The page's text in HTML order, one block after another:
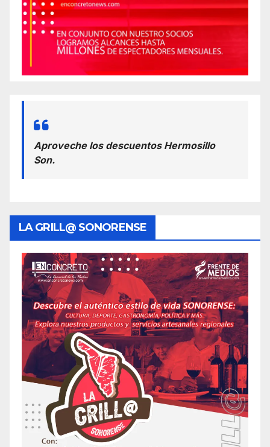
Aproveche los descuentos Hermosillo
Son.
LA GRILL@ SONORENSE